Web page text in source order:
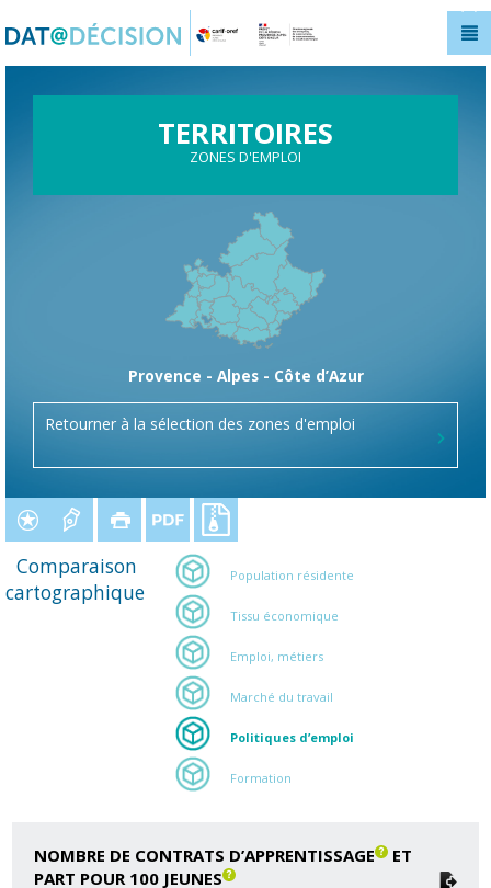
TERRITOIRES
ZONES D'EMPLOI
Provence - Alpes - Côte d’Azur
Retourner à la sélection des zones d'emploi
Comparaison
cartographique
Population résidente
Tissu économique
Emploi, métiers
Marché du travail
Politiques d’emploi
Formation
NOMBRE DE CONTRATS D’APPRENTISSAGE
ET
PART POUR 100 JEUNES
Panneau de gestion des cookies